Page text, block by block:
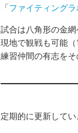
「ファイティング
試合は八角形の金網
現地で観戦も可能（
練習仲間の有志をそ
定期的に更新して